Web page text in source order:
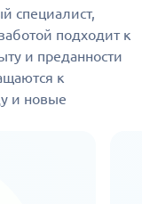
специалист,
подходит к
и преданности
к
и новые